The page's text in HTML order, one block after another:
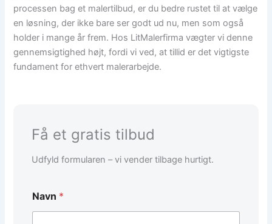
processen bag et malertilbud, er du bedre rustet til at vælge
en løsning, der ikke bare ser godt ud nu, men som også
holder i mange år frem. Hos LitMalerfirma vægter vi denne
gennemsigtighed højt, fordi vi ved, at tillid er det vigtigste
fundament for ethvert malerarbejde.
Få et gratis tilbud
Udfyld formularen – vi vender tilbage hurtigt.
Navn *